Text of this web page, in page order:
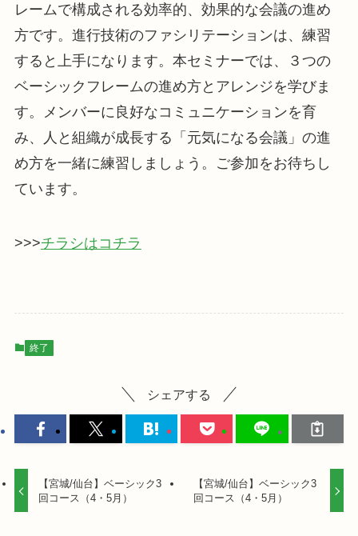
レームで構成される効率的、効果的な会議の進め
方です。進行技術のファシリテーションは、練習
すると上手になります。本セミナーでは、３つの
ベーシックフレームの進め方とアレンジを学びま
す。メンバーに良好なコミュニケーションを育
み、人と組織が成長する「元気になる会議」の進
め方を一緒に練習しましょう。ご参加をお待ちし
ています。
>>>チラシはコチラ
終了
シェアする
【宮城/仙台】ベーシック3
回コース（4・5月）
【宮城/仙台】ベーシック3
回コース（4・5月）